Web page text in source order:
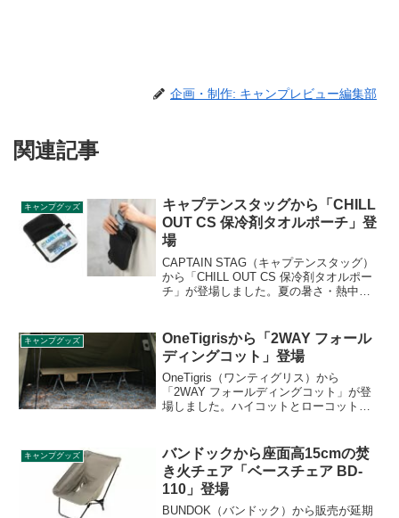
企画・制作: キャンプレビュー編集部
関連記事
キャンプグッズ
キャプテンスタッグから「CHILL
OUT CS 保冷剤タオルポーチ」登
場
CAPTAIN STAG（キャプテンスタッグ）
から「CHILL OUT CS 保冷剤タオルポー
チ」が登場しました。夏の暑さ・熱中症
チです。保冷剤のほかに色々なものを入
れられるマルチなポーチです。詳細をレ
ビューします。
キャンプグッズ
OneTigrisから「2WAY フォール
ディングコット」登場
OneTigris（ワンティグリス）から
「2WAY フォールディングコット」が登
場しました。ハイコットとローコットの2
300Dオックスフォード生地を採用してお
り、伸縮性のあるコットです。詳細をレ
ビューします。
キャンプグッズ
バンドックから座面高15cmの焚
き火チェア「ベースチェア BD-
110」登場
BUNDOK（バンドック）から販売が延期